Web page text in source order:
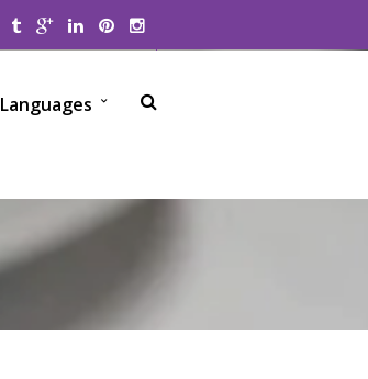
Languages